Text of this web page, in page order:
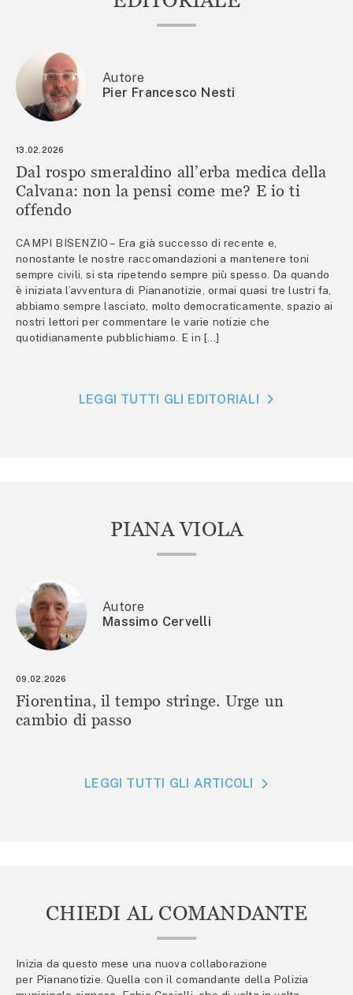
Autore
Pier Francesco Nesti
13.02.2026
Dal rospo smeraldino all’erba medica della
Calvana: non la pensi come me? E io ti
offendo
CAMPI BISENZIO – Era già successo di recente e,
nonostante le nostre raccomandazioni a mantenere toni
sempre civili, si sta ripetendo sempre più spesso. Da quando
è iniziata l’avventura di Piananotizie, ormai quasi tre lustri fa,
abbiamo sempre lasciato, molto democraticamente, spazio ai
nostri lettori per commentare le varie notizie che
quotidianamente pubblichiamo. E in […]
LEGGI TUTTI GLI EDITORIALI
PIANA VIOLA
Autore
Massimo Cervelli
09.02.2026
Fiorentina, il tempo stringe. Urge un
cambio di passo
LEGGI TUTTI GLI ARTICOLI
CHIEDI AL COMANDANTE
Inizia da questo mese una nuova collaborazione
per Piananotizie. Quella con il comandante della Polizia